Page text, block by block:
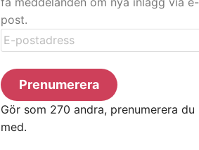
post.
E-
postadress
Prenumerera
Gör som 270 andra, prenumerera du
med.